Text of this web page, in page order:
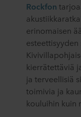
Rockfon
erinomaisen
esteettisyyden
kierrätettäviä
ja terveellisiä
toimivia ja
kouluihin kuin